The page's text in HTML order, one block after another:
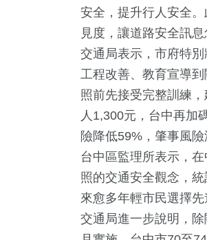
安全，提升行人安全
見度，讓道路安全訊
交通局表示，市府特
工程改善、教育宣導
照前先接受完整訓練
人1,300元，台中再加
險降低59%，肇事風
台中區監理所表示，
照的交通安全觀念，
來愈多年輕市民選擇
交通局進一步說明，
1+
大陸
331+
綜合新聞